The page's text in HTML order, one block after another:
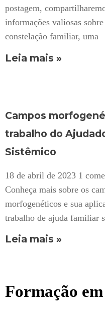
postagem,
informações valiosas sobre
constelação familiar, uma
Leia mais »
Campos
trabalho do
Sistêmico
18 de abril de 2023 1
Conheça mais sobre os
morfogenéticos e sua
trabalho de ajuda familiar
Leia mais »
Formação